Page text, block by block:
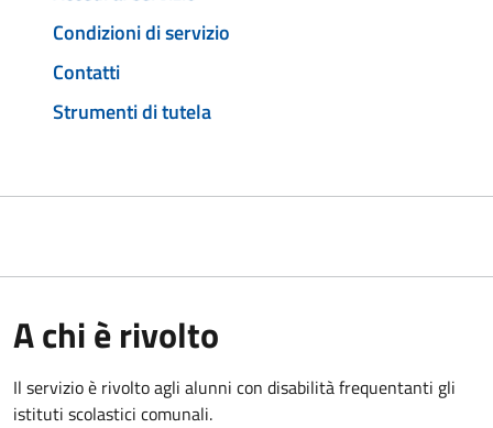
Condizioni di servizio
Contatti
Strumenti di tutela
A chi è rivolto
Il servizio è rivolto agli alunni con disabilità frequentanti gli
istituti scolastici comunali.